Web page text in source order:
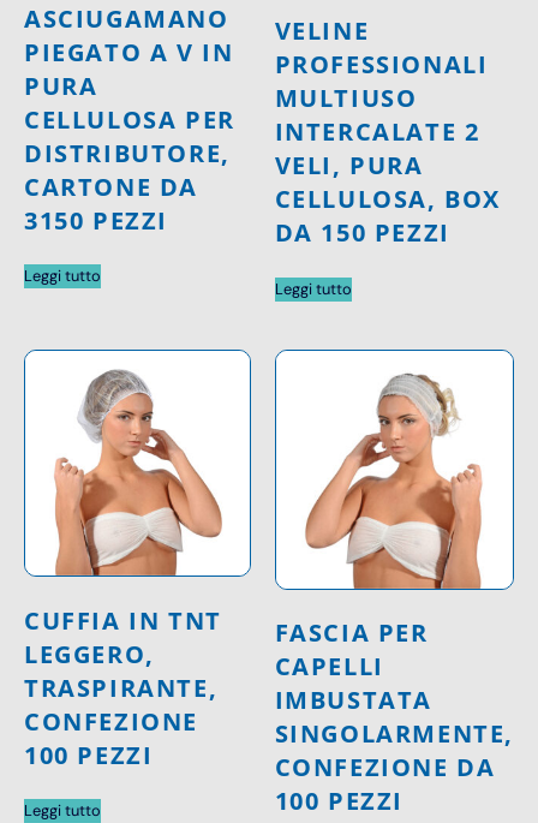
ASCIUGAMANO
PIEGATO A V IN
PURA
CELLULOSA PER
DISTRIBUTORE,
CARTONE DA
3150 PEZZI
Leggi tutto
VELINE
PROFESSIONALI
MULTIUSO
INTERCALATE 2
VELI, PURA
CELLULOSA, BOX
DA 150 PEZZI
Leggi tutto
CUFFIA IN TNT
LEGGERO,
TRASPIRANTE,
CONFEZIONE
100 PEZZI
Leggi tutto
FASCIA PER
CAPELLI
IMBUSTATA
SINGOLARMENTE,
CONFEZIONE DA
100 PEZZI